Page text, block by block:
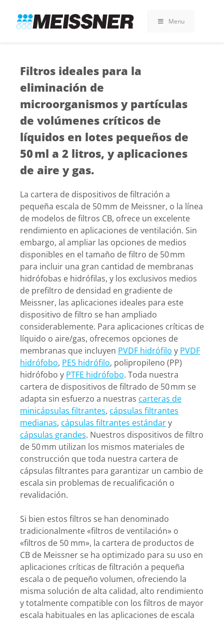
search
footer
contenido
Menu
Filtros ideales para la
eliminación de
microorganismos y partículas
de volúmenes críticos de
líquidos en lotes pequeños de
50 ml a 2 litros, y aplicaciones
de aire y gas.
La cartera de dispositivos de filtración a
pequeña escala de 50 mm de Meissner, o la línea
de modelos de filtros CB, ofrece un excelente
rendimiento en aplicaciones de ventilación. Sin
embargo, al ampliar las opciones de medios
disponibles en el tamaño de filtro de 50 mm
para incluir una gran cantidad de membranas
hidrófobas e hidrófilas, y los exclusivos medios
de prefiltro de densidad en gradiente de
Meissner, las aplicaciones ideales para este
dispositivo de filtro se han ampliado
considerablemente. Para aplicaciones críticas de
líquido o aire/gas, ofrecemos opciones de
membranas que incluyen PVDF hidrófilo y PVDF
hidrófobo, PES hidrófilo, polipropileno (PP)
hidrófobo y PTFE hidrófobo. Toda nuestra
cartera de dispositivos de filtrado de 50 mm se
adapta sin esfuerzo a nuestras carteras de
minicápsulas filtrantes, cápsulas filtrantes
medianas, cápsulas filtrantes estándary
cápsulas grandes. Nuestros dispositivos de filtro
de 50 mm utilizan los mismos materiales de
construcción que toda nuestra cartera de
cápsulas filtrantes para garantizar un cambio de
escala sin problemas de recualificación o
revalidación.
Si bien estos filtros se han denominado
tradicionalmente «filtros de ventilación» o
«filtros de 50 mm», la cartera de productos de
CB de Meissner se ha optimizado para su uso en
aplicaciones críticas de filtración a pequeña
escala o de pequeño volumen, ofreciendo la
misma solución de alta calidad, alto rendimiento
y totalmente compatible con los filtros de mayor
escala habituales en las aplicaciones de escala